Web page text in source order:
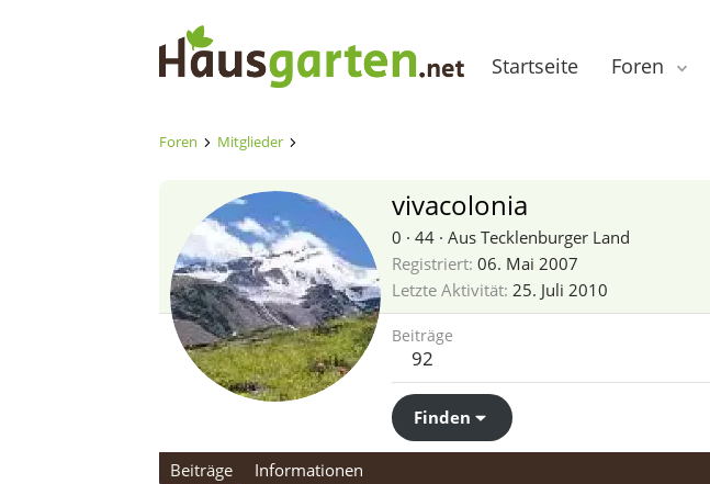
Startseite Foren
Foren Mitglieder
vivacolonia
0 · 44 · Aus Tecklenburger Land
Registriert 06. Mai 2007
Letzte Aktivität 25. Juli 2010
Beiträge
92
Finden
Beiträge Informationen